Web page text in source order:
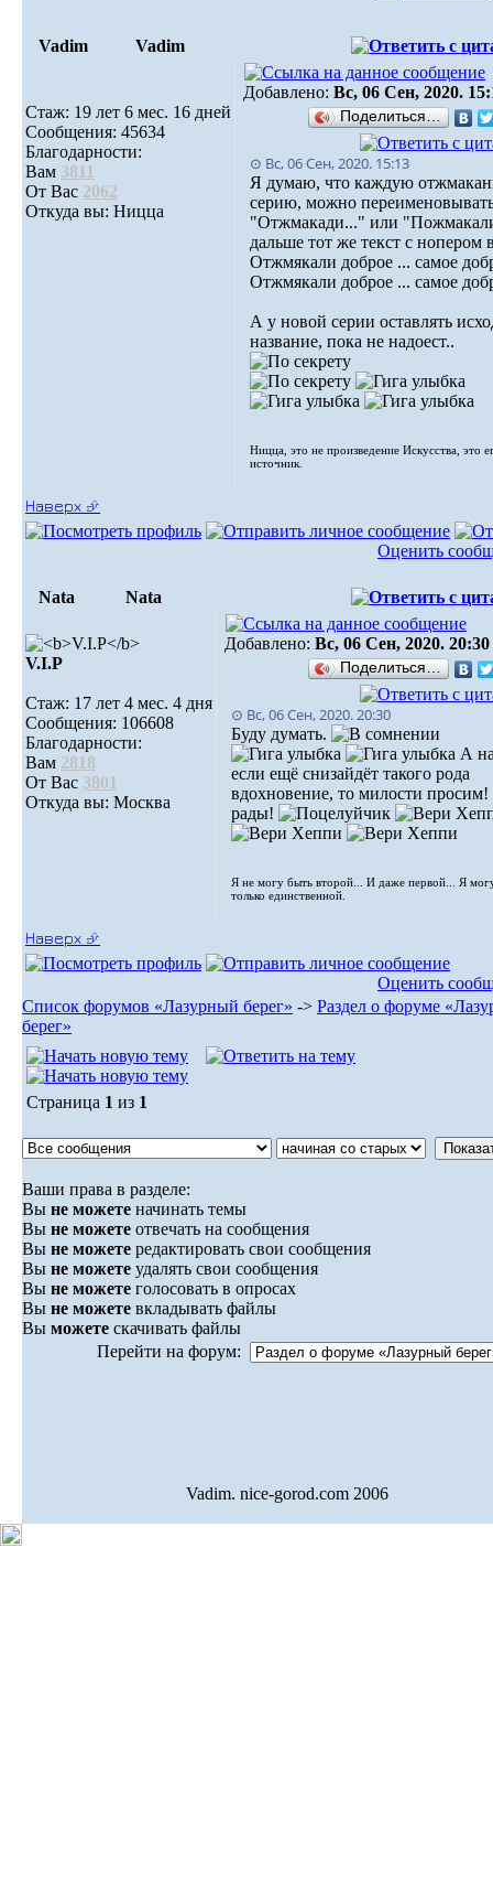
Vadim Vadim
Стаж: 19 лет 6 мес. 16 дней
Сообщения: 45634
Благодарности:
Вам 3811
От Вас 2062
Откуда вы: Ницца
Добавлено: Вс, 06 Сен, 2020.
Поделиться…
⊙ Вс, 06 Сен, 2020. 15:13
Я думаю, что каждую
серию, можно
"Отжмакади..." или
дальше тот же текст с нопером
Отжмякали доброе ... самое
Отжмякали доброе ... самое
А у новой серии оставлять
название, пока не надоест..
Ницца, это не произведение Искусства, это
источник.
Наверх ⮵
Оценить
Nata Nata
V.I.Р
Стаж: 17 лет 4 мес. 4 дня
Сообщения: 106608
Благодарности:
Вам 2818
От Вас 3801
Откуда вы: Москва
Добавлено: Вс, 06 Сен, 2020. 20:30
Поделиться…
⊙ Вс, 06 Сен, 2020. 20:30
Буду думать.
А
если ещё снизайдёт такого рода
вдохновение, то милости просим!
рады!
Я не могу быть второй... И даже первой... Я
только единственной.
Наверх ⮵
Оценить
Список форумов «Лазурный берег» -> Раздел о форуме
берег»
Страница 1 из 1
Ваши права в разделе:
Вы не можете начинать темы
Вы не можете отвечать на сообщения
Вы не можете редактировать свои сообщения
Вы не можете удалять свои сообщения
Вы не можете голосовать в опросах
Вы не можете вкладывать файлы
Вы можете скачивать файлы
Перейти на форум:
Vadim. nice-gorod.com 2006